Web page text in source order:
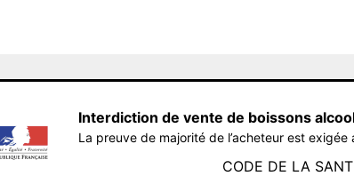
Interdiction de vente de boissons
La preuve de majorité de l’acheteur est
CODE DE LA